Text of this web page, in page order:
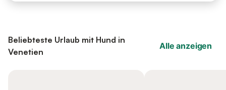
Beliebteste Urlaub mit Hund in
Venetien
Alle anzeigen